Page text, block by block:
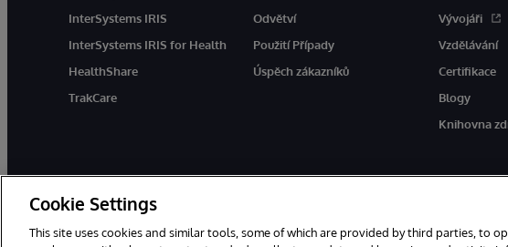
InterSystems IRIS
InterSystems IRIS for Health
HealthShare
TrakCare
Odvětví
Použití Případy
Úspěch zákazníků
Vývojáři
Vzdělávání
Certifikace
Blogy
Knihovna
Cookie Settings
This site uses cookies and similar tools, some of which are provided by third parties, to